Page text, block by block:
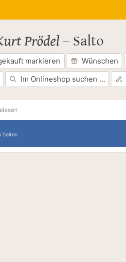
Prödel – Salto
markieren Wünschen
Im Onlineshop suchen …
Seiten